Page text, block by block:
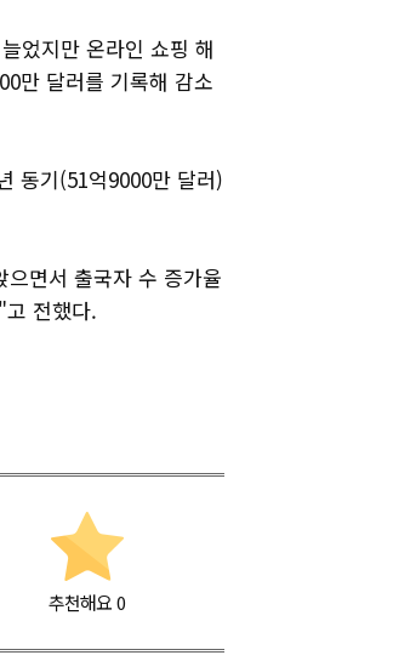
었지만 온라인 쇼핑 해
만 달러를 기록해 감소
동기(51억9000만 달러)
면서 출국자 수 증가율
전했다.
추천해요0